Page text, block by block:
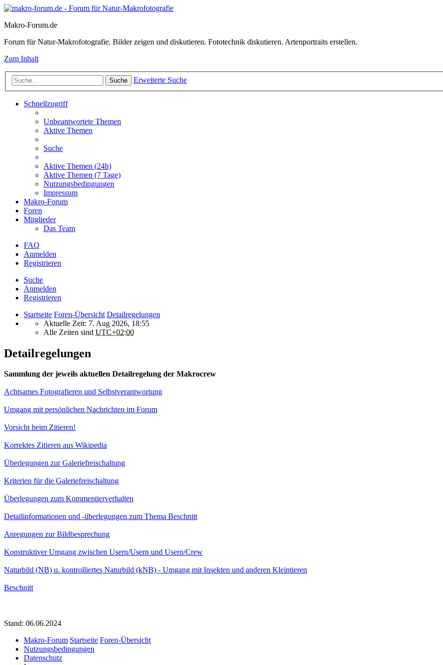
Makro-Forum.de
Forum für Natur-Makrofotografie. Bilder zeigen und diskutieren. Fototechnik diskutieren. Artenportraits erstellen.
Zum Inhalt
Suche Erweiterte Suche
Schnellzugriff
Unbeantwortete Themen
Aktive Themen
Suche
Aktive Themen (24h)
Aktive Themen (7 Tage)
Nutzungsbedingungen
Impressum
Makro-Forum
Foren
Mitglieder
Das Team
FAQ
Anmelden
Registrieren
Suche
Anmelden
Registrieren
Startseite Foren-Übersicht Detailregelungen
Aktuelle Zeit: 7. Aug 2026, 18:55
Alle Zeiten sind UTC+02:00
Detailregelungen
Sammlung der jeweils aktuellen Detailregelung der Makrocrew
Achtsames Fotografieren und Selbstverantwortung
Umgang mit persönlichen Nachrichten im Forum
Vorsicht beim Zitieren!
Korrektes Zitieren aus Wikipedia
Überlegungen zur Galeriefreischaltung
Kriterien für die Galeriefreischaltung
Überlegungen zum Kommentierverhalten
Detailinformationen und -überlegungen zum Thema Beschnitt
Anregungen zur Bildbesprechung
Konstruktiver Umgang zwischen Usern/Usern und Usern/Crew
Naturbild (NB) u. kontrolliertes Naturbild (kNB) - Umgang mit Insekten und anderen Kleintieren
Beschnitt
Stand: 06.06.2024
Makro-Forum Startseite Foren-Übersicht
Nutzungsbedingungen
Datenschutz